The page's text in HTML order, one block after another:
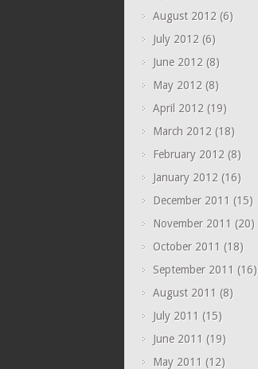
August 2012(6)
July 2012(6)
June 2012(8)
May 2012(8)
April 2012(19)
March 2012(18)
February 2012(8)
January 2012(16)
December 2011 (15)
November 2011 (20)
October 2011 (18)
September 2011 (16)
August 2011 (8)
July 2011 (15)
June 2011 (19)
May 2011 (12)